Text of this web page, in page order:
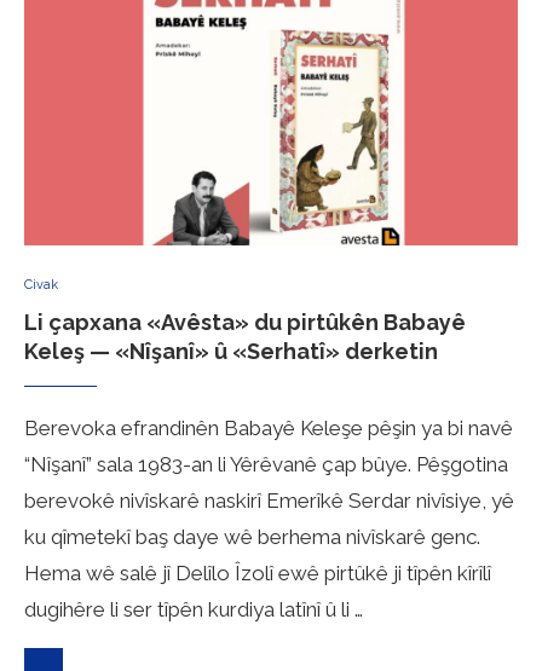
Civak
Li çapxana «Avêsta» du pirtûkên Babayê
Keleş — «Nîşanî» û «Serhatî» derketin
Berevoka efrandinên Babayê Keleşe pêşin ya bi navê
“Nîşanî” sala 1983-an li Yêrêvanê çap bûye. Pêşgotina
berevokê nivîskarê naskirî Emerîkê Serdar nivîsiye, yê
ku qîmetekî baş daye wê berhema nivîskarê genc.
Hema wê salê jî Delîlo Îzolî ewê pirtûkê ji tîpên kîrîlî
dugihêre li ser tîpên kurdiya latînî û li …